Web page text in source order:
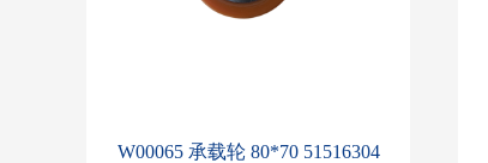
W00065 承载轮 80*70 51516304